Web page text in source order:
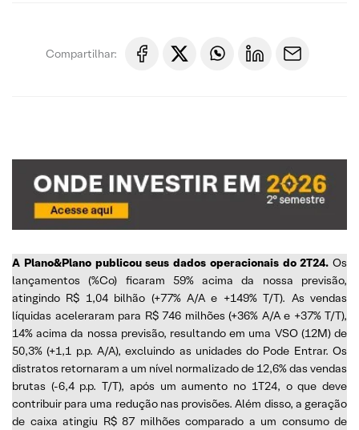
Compartilhar:
A Plano&Plano publicou seus dados operacionais do 2T24. Os
lançamentos (%Co) ficaram 59% acima da nossa previsão,
atingindo R$ 1,04 bilhão (+77% A/A e +149% T/T). As vendas
líquidas aceleraram para R$ 746 milhões (+36% A/A e +37% T/T),
14% acima da nossa previsão, resultando em uma VSO (12M) de
50,3% (+1,1 p.p. A/A), excluindo as unidades do Pode Entrar. Os
distratos retornaram a um nível normalizado de 12,6% das vendas
brutas (-6,4 p.p. T/T), após um aumento no 1T24, o que deve
contribuir para uma redução nas provisões. Além disso, a geração
de caixa atingiu R$ 87 milhões comparado a um consumo de